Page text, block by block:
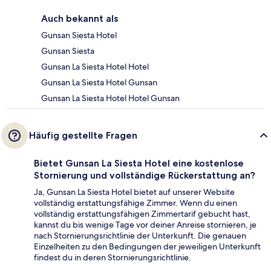
Auch bekannt als
Gunsan Siesta Hotel
Gunsan Siesta
Gunsan La Siesta Hotel Hotel
Gunsan La Siesta Hotel Gunsan
Gunsan La Siesta Hotel Hotel Gunsan
Häufig gestellte Fragen
Bietet Gunsan La Siesta Hotel eine kostenlose
Stornierung und vollständige Rückerstattung an?
Ja, Gunsan La Siesta Hotel bietet auf unserer Website
vollständig erstattungsfähige Zimmer. Wenn du einen
vollständig erstattungsfähigen Zimmertarif gebucht hast,
kannst du bis wenige Tage vor deiner Anreise stornieren, je
nach Stornierungsrichtlinie der Unterkunft. Die genauen
Einzelheiten zu den Bedingungen der jeweiligen Unterkunft
findest du in deren Stornierungsrichtlinie.